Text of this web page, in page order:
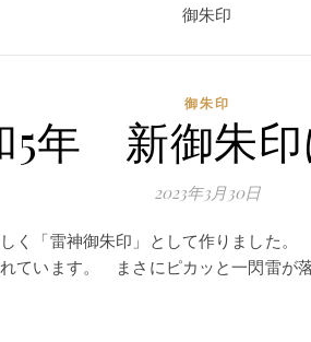
御朱印
御朱印
5年 新御朱印
2023年3月30日
く「雷神御朱印」として作りました。
ています。 まさにピカッと一閃雷が